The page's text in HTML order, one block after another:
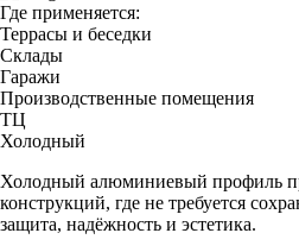
Где применяется:
Террасы и беседки
Склады
Гаражи
Производственные помещения
ТЦ
Холодный
Холодный алюминиевый профиль
конструкций, где не требуется
защита, надёжность и эстетика.